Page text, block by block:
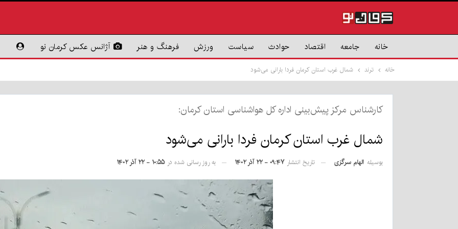
خانه جامعه اقتصاد حوادث سیاست ورزش فرهنگ و هنر آژانس عکس کرمان نو
خانه ترند شمال غرب استان کرمان فردا بارانی می‌شود
کارشناس مرکز پیش‌بینی اداره کل هواشناسی استان کرمان:
شمال غرب استان کرمان فردا بارانی می‌شود
بوسیله الهام سرگزی تاریخ انتشار ۰۹:۴۷ - ۲۲ آذر ۱۴۰۲ به روز رسانی شده در ۱۰:۵۵ - ۲۲ آذر ۱۴۰۲